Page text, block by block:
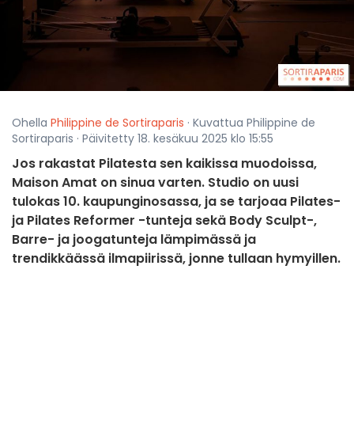
Ohella Philippine de Sortiraparis · Kuvattua Philippine de
Sortiraparis · Päivitetty 18. kesäkuu 2025 klo 15:55
Jos rakastat Pilatesta sen kaikissa muodoissa,
Maison Amat on sinua varten. Studio on uusi
tulokas 10. kaupunginosassa, ja se tarjoaa Pilates-
ja Pilates Reformer -tunteja sekä Body Sculpt-,
Barre- ja joogatunteja lämpimässä ja
trendikkäässä ilmapiirissä, jonne tullaan hymyillen.